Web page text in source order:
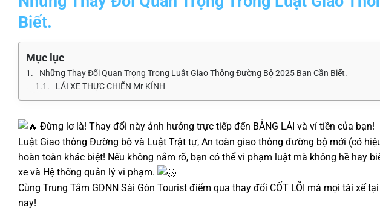
Biết.
Mục lục
Những Thay Đổi Quan Trọng Trong Luật Giao Thông Đường Bộ 2025 Bạn Cần Biết.
LÁI XE THỰC CHIẾN Mr KÍNH
Đừng lơ là! Thay đổi này ảnh hưởng trực tiếp đến BẰNG LÁI và ví tiền của bạn!
Luật Giao thông Đường bộ và Luật Trật tự, An toàn giao thông đường bộ mới (có
hoàn toàn khác biệt! Nếu không nắm rõ, bạn có thể vi phạm luật mà không hề hay
xe và Hệ thống quản lý vi phạm.
Cùng Trung Tâm GDNN Sài Gòn Tourist điểm qua thay đổi CỐT LÕI mà mọi tài xế
nay!